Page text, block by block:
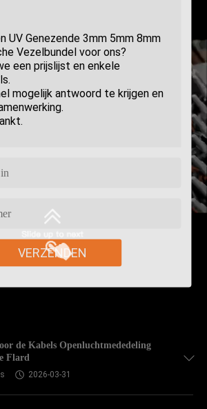
VERZENDEN
de Kabels Openluchtmededeling
Flard
2026-03-31